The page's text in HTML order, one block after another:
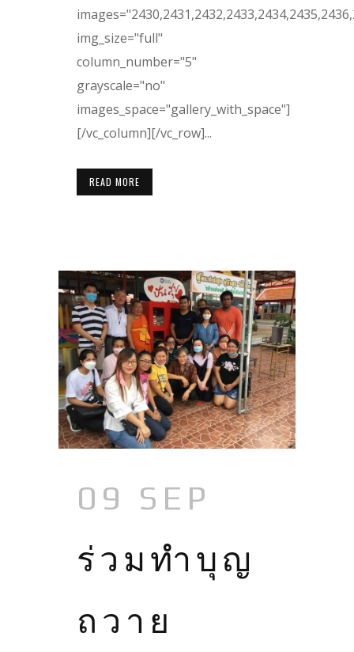
img_size="full"
column_number="5"
grayscale="no"
images_space="gallery_with_space"]
[/vc_column][/vc_row]...
READ MORE
09 SEP
ร่วมทำบุญ
ถวาย